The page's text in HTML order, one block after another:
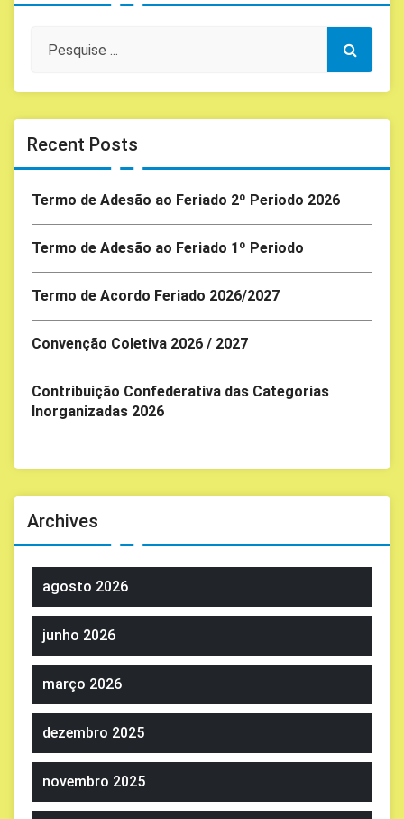
Recent Posts
Termo de Adesão ao Feriado 2º Periodo 2026
Termo de Adesão ao Feriado 1º Periodo
Termo de Acordo Feriado 2026/2027
Convenção Coletiva 2026 / 2027
Contribuição Confederativa das Categorias
Inorganizadas 2026
Archives
agosto 2026
junho 2026
março 2026
dezembro 2025
novembro 2025